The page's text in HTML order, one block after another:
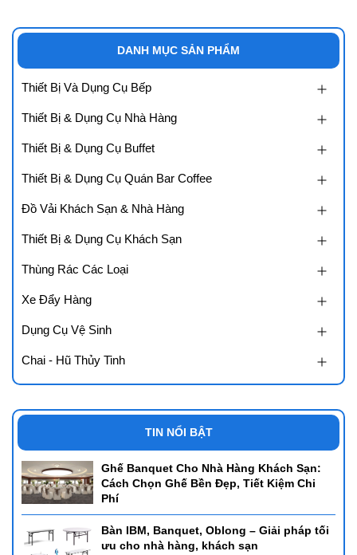
DANH MỤC SẢN PHẨM
Thiết Bị Và Dụng Cụ Bếp
Thiết Bị & Dụng Cụ Nhà Hàng
Thiết Bị & Dụng Cụ Buffet
Thiết Bị & Dụng Cụ Quán Bar Coffee
Đồ Vải Khách Sạn & Nhà Hàng
Thiết Bị & Dụng Cụ Khách Sạn
Thùng Rác Các Loại
Xe Đẩy Hàng
Dụng Cụ Vệ Sinh
Chai - Hũ Thủy Tinh
TIN NỔI BẬT
Ghế Banquet Cho Nhà Hàng Khách Sạn:
Cách Chọn Ghế Bền Đẹp, Tiết Kiệm Chi
Phí
Bàn IBM, Banquet, Oblong – Giải pháp tối
ưu cho nhà hàng, khách sạn